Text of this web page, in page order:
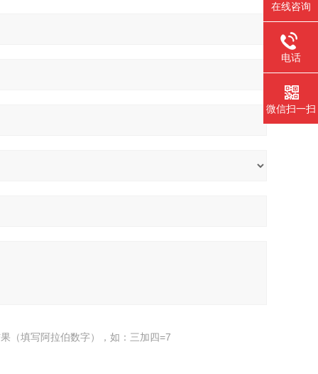
（填写阿拉伯数字），如：三加四=7
在线咨询
电话
微信扫一扫